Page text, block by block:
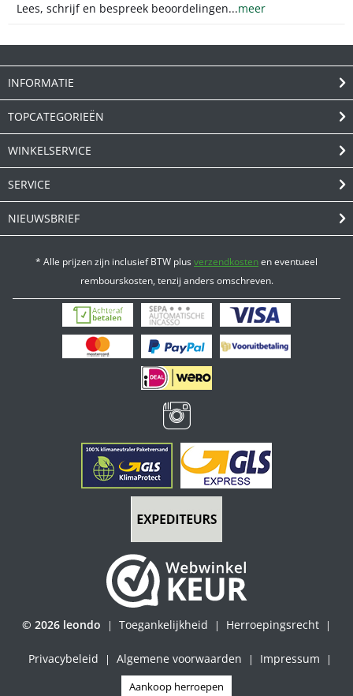
Lees, schrijf en bespreek beoordelingen...meer
INFORMATIE
TOPCATEGORIEËN
WINKELSERVICE
SERVICE
NIEUWSBRIEF
* Alle prijzen zijn inclusief BTW plusverzendkostenen eventueel
rembourskosten, tenzij anders omschreven.
© 2026 leondo | Toegankelijkheid | Herroepingsrecht |
Privacybeleid | Algemene voorwaarden | Impressum
|
Aankoop herroepen